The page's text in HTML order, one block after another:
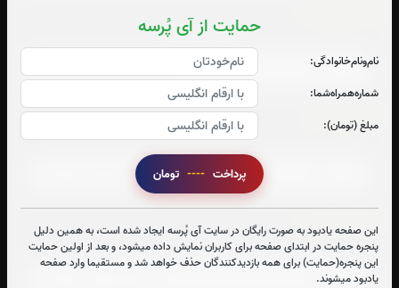
حمایت از آی پُرسه
نام‌و‌نام‌خانوادگی:
شماره‌همراه‌شما:
مبلغ (تومان):
پرداخت ----
این صفحه یادبود به صورت رایگان در سایت آی پُرسه ایجاد شده است، به همین دلیل
پنجره حمایت در ابتدای صفحه برای کاربران نمایش داده میشود، و بعد از اولین حمایت
این پنجره(حمایت) برای همه بازدیدکنندگان حذف خواهد شد و مستقیما وارد صفحه
یادبود میشوند.
صوت سوره واقعه
سوره ملک:
صوت سوره ملک
آیت الکرسی:
صوت آیت الکرسی